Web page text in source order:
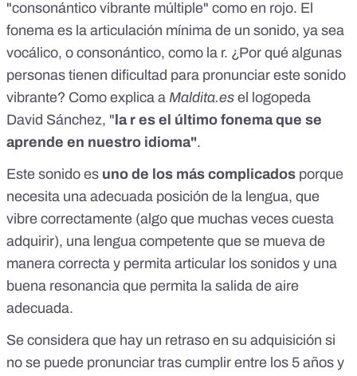
"consonántico vibrante múltiple" como en rojo. El
fonema es la articulación mínima de un sonido, ya sea
vocálico, o consonántico, como la r. ¿Por qué algunas
personas tienen dificultad para pronunciar este sonido
vibrante? Como explica a Maldita.es el
logopeda
David Sánchez, " la r es el último fonema que se
aprende en nuestro idioma".
Este sonido es uno de los más complicados porque
necesita una adecuada posición de la lengua, que
vibre correctamente (algo que muchas veces cuesta
adquirir), una lengua competente que se mueva de
manera correcta y permita articular los sonidos y una
buena resonancia que permita la salida de aire
adecuada.
Se considera que hay un retraso en su adquisición si
no se puede pronunciar tras cumplir entre los 5 años y